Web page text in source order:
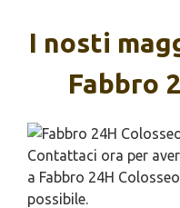
I nosti
Fabbro